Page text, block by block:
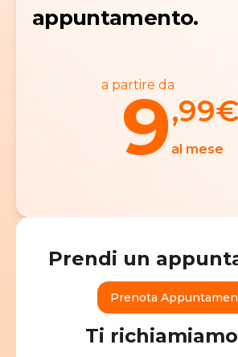
appuntamento.
a partire da
9,99€
al mese
Prendi un
Prenota
Ti